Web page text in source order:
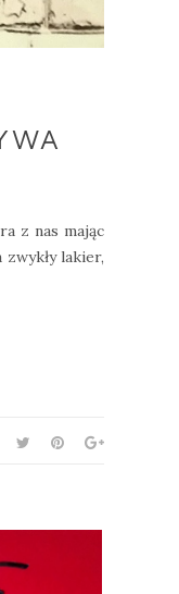
z nas mając
lakier,